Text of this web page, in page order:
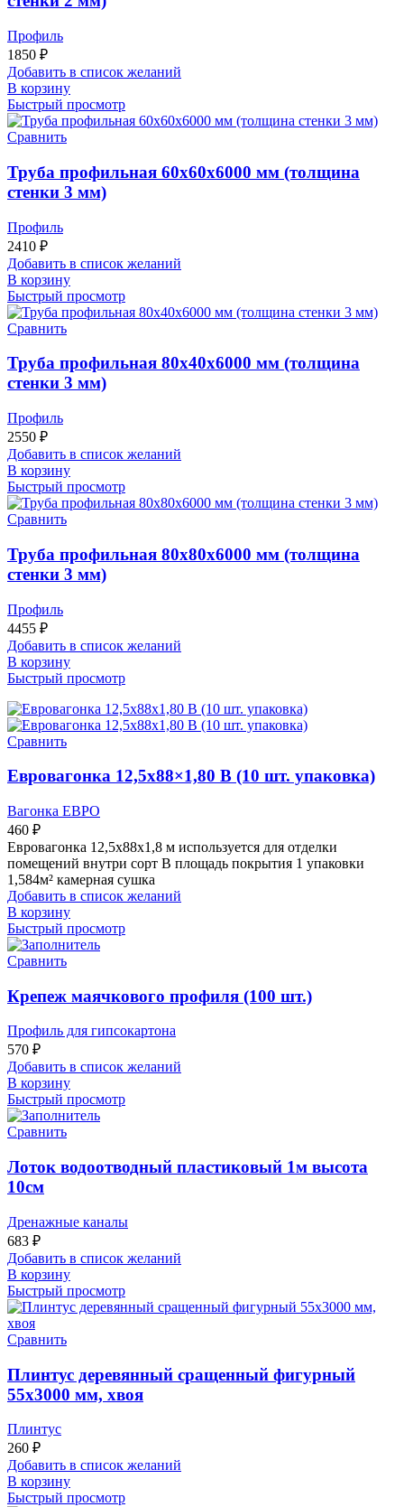
Профиль
1850 ₽
Добавить в список желаний
В корзину
Быстрый просмотр
Сравнить
Труба профильная 60х60х6000 мм (толщина
стенки 3 мм)
Профиль
2410 ₽
Добавить в список желаний
В корзину
Быстрый просмотр
Сравнить
Труба профильная 80х40х6000 мм (толщина
стенки 3 мм)
Профиль
2550 ₽
Добавить в список желаний
В корзину
Быстрый просмотр
Сравнить
Труба профильная 80х80х6000 мм (толщина
стенки 3 мм)
Профиль
4455 ₽
Добавить в список желаний
В корзину
Быстрый просмотр
Сравнить
Евровагонка 12,5х88×1,80 В (10 шт. упаковка)
Вагонка ЕВРО
460 ₽
Евровагонка 12,5х88х1,8 м используется для отделки
помещений внутри сорт В площадь покрытия 1 упаковки
1,584м² камерная сушка
Добавить в список желаний
В корзину
Быстрый просмотр
Сравнить
Крепеж маячкового профиля (100 шт.)
Профиль для гипсокартона
570 ₽
Добавить в список желаний
В корзину
Быстрый просмотр
Сравнить
Лоток водоотводный пластиковый 1м высота
10см
Дренажные каналы
683 ₽
Добавить в список желаний
В корзину
Быстрый просмотр
Сравнить
Плинтус деревянный сращенный фигурный
55х3000 мм, хвоя
Плинтус
260 ₽
Добавить в список желаний
В корзину
Быстрый просмотр